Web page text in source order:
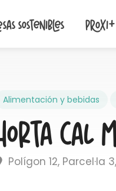
sostenibles Proxi+
Alimentación y bebidas
Cal
Polígon 12, Parcel·la